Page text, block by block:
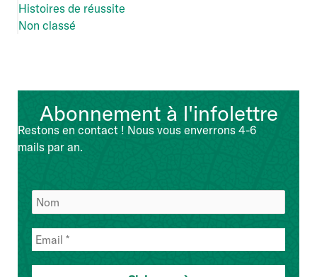
Histoires de réussite
Non classé
Abonnement à l'infolettre
Restons en contact ! Nous vous enverrons 4-6
mails par an.